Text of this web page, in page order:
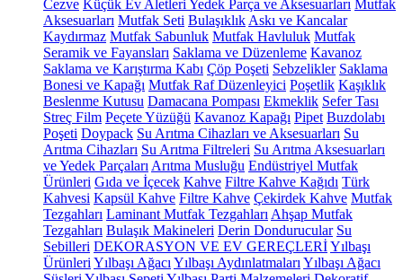
Cezve Küçük Ev Aletleri Yedek Parça ve Aksesuarları Mutfak
Aksesuarları Mutfak Seti Bulaşıklık Askı ve Kancalar
Kaydırmaz Mutfak Sabunluk Mutfak Havluluk Mutfak
Seramik ve Fayansları Saklama ve Düzenleme Kavanoz
Saklama ve Karıştırma Kabı Çöp Poşeti Sebzelikler Saklama
Bonesi ve Kapağı Mutfak Raf Düzenleyici Poşetlik Kaşıklık
Beslenme Kutusu Damacana Pompası Ekmeklik Sefer Tası
Streç Film Peçete Yüzüğü Kavanoz Kapağı Pipet Buzdolabı
Poşeti Doypack Su Arıtma Cihazları ve Aksesuarları Su
Arıtma Cihazları Su Arıtma Filtreleri Su Arıtma Aksesuarları
ve Yedek Parçaları Arıtma Musluğu Endüstriyel Mutfak
Ürünleri Gıda ve İçecek Kahve Filtre Kahve Kağıdı Türk
Kahvesi Kapsül Kahve Filtre Kahve Çekirdek Kahve Mutfak
Tezgahları Laminant Mutfak Tezgahları Ahşap Mutfak
Tezgahları Bulaşık Makineleri Derin Dondurucular Su
Sebilleri DEKORASYON VE EV GEREÇLERİYılbaşı
Ürünleri Yılbaşı Ağacı Yılbaşı Aydınlatmaları Yılbaşı Ağacı